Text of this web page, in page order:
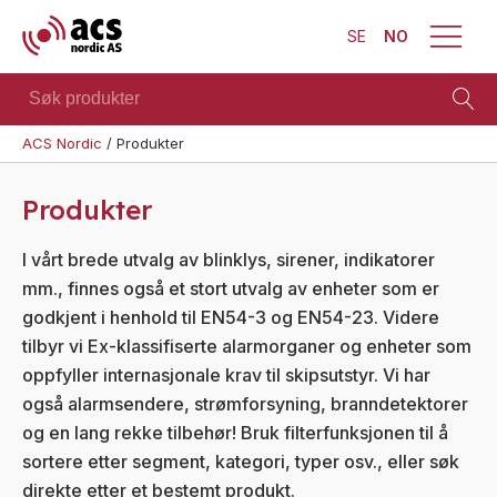
SE NO
Vis alt
Se alle
kategorier
Se alle
produkter
Brann
Kombinerte
enheter
Trådløst
alarmsystem
Alarmklokker
MED-
klassifisert
Sirener
Kombinerte
enheter
Trådløst
alarmsystem
Søk
produkter
ACS Nordic / Produkter
Produkter
I vårt brede utvalg av blinklys, sirener, indikatorer
mm., finnes også et stort utvalg av enheter som er
godkjent i henhold til EN54-3 og EN54-23. Videre
tilbyr vi Ex-klassifiserte alarmorganer og enheter som
oppfyller internasjonale krav til skipsutstyr. Vi har
også alarmsendere, strømforsyning, branndetektorer
og en lang rekke tilbehør! Bruk filterfunksjonen til å
sortere etter segment, kategori, typer osv., eller søk
direkte etter et bestemt produkt.